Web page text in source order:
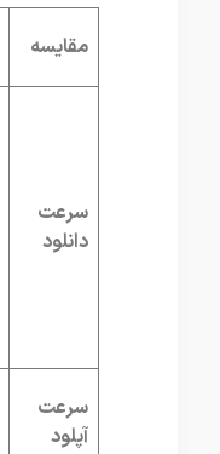
مقایسه
سرعت
دانلود
سرعت
آپلود